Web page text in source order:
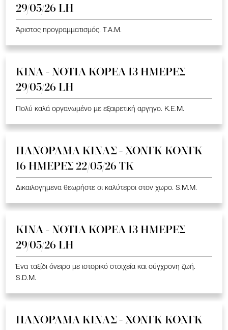
29/05/26 LH
Άριστος προγραμματισμός. T.A.M.
ΚΙΝΑ - ΝΟΤΙΑ ΚΟΡΕΑ 13 ΗΜΕΡΕΣ
29/05/26 LH
Πολύ καλά οργανωμένο με εξαιρετική αργηγο. K.E.M.
ΠΑΝΟΡΑΜΑ ΚΙΝΑΣ - ΧΟΝΓΚ ΚΟΝΓΚ
16 ΗΜΕΡΕΣ 22/05/26 TK
Δικαιλογημενα θεωρήστε οι καλύτεροι στον χωρο. S.M.M.
ΚΙΝΑ - ΝΟΤΙΑ ΚΟΡΕΑ 13 ΗΜΕΡΕΣ
29/05/26 LH
Ένα ταξίδι όνειρο με ιστορικό στοιχεία και σύγχρονη ζωή.
S.D.M.
ΠΑΝΟΡΑΜΑ ΚΙΝΑΣ - ΧΟΝΓΚ ΚΟΝΓΚ